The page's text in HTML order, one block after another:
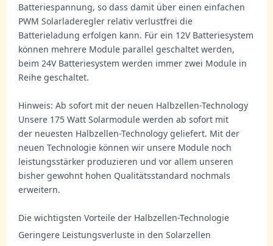
Batteriespannung, so dass damit über einen einfachen
PWM Solarladeregler relativ verlustfrei die
Batterieladung erfolgen kann. Für ein 12V Batteriesystem
können mehrere Module parallel geschaltet werden,
beim 24V Batteriesystem werden immer zwei Module in
Reihe geschaltet.
Hinweis: Ab sofort mit der neuen Halbzellen-Technology
Unsere 175 Watt Solarmodule werden ab sofort mit
der neuesten Halbzellen-Technology geliefert. Mit der
neuen Technologie können wir unsere Module noch
leistungsstärker produzieren und vor allem unseren
bisher gewohnt hohen Qualitätsstandard nochmals
erweitern.
Die wichtigsten Vorteile der Halbzellen-Technologie
Geringere Leistungsverluste in den Solarzellen